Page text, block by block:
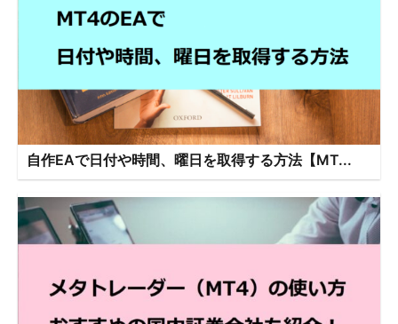
自作EAで日付や時間、曜日を取得する方法【MT...